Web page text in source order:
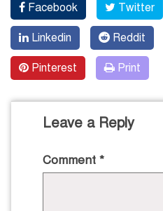
Facebook Twitter
Linkedin Reddit
Pinterest Print
Leave a Reply
Comment *